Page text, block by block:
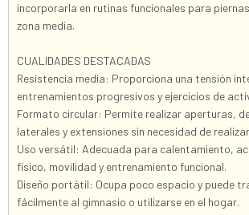
incorporarla en rutinas funcionales para
zona media.
CUALIDADES DESTACADAS
Resistencia media: Proporciona una tensión
entrenamientos progresivos y ejercicios de
Formato circular: Permite realizar aperturas,
laterales y extensiones sin necesidad de
Uso versátil: Adecuada para calentamiento,
físico, movilidad y entrenamiento funcional.
Diseño portátil: Ocupa poco espacio y puede
fácilmente al gimnasio o utilizarse en el hogar.